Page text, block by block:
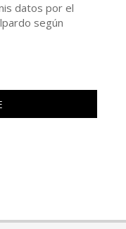
datos por el
según